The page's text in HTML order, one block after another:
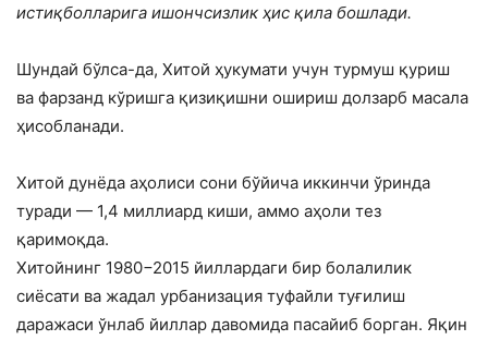
истиқболларига ишончсизлик ҳис қила бошлади.
Шундай бўлса-да, Хитой ҳукумати учун турмуш қуриш
ва фарзанд кўришга қизиқишни ошириш долзарб масала
ҳисобланади.
Хитой дунёда аҳолиси сони бўйича иккинчи ўринда
туради — 1,4 миллиард киши, аммо аҳоли тез
қаримоқда.
Хитойнинг 1980−2015 йиллардаги бир болалилик
сиёсати ва жадал урбанизация туфайли туғилиш
даражаси ўнлаб йиллар давомида пасайиб борган. Яқин